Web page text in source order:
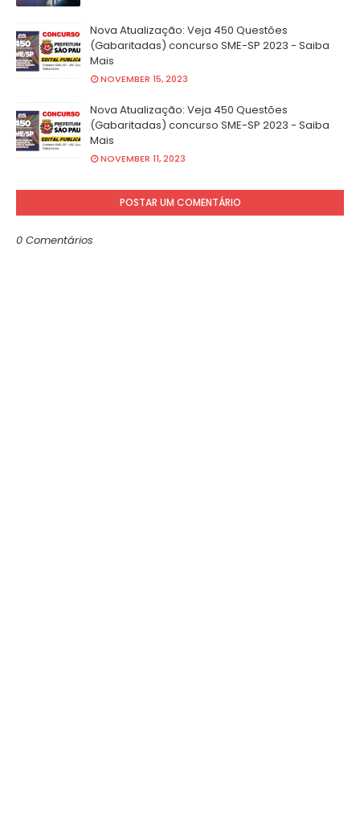
Nova Atualização: Veja 450 Questões
(Gabaritadas) concurso SME-SP 2023 - Saiba
Mais
NOVEMBER 15, 2023
Nova Atualização: Veja 450 Questões
(Gabaritadas) concurso SME-SP 2023 - Saiba
Mais
NOVEMBER 11, 2023
POSTAR UM COMENTÁRIO
0 Comentários